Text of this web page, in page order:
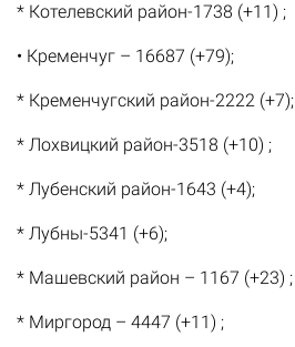
* Котелевский район-1738 (+11) ;
• Кременчуг – 16687 (+79);
* Кременчугский район-2222 (+7);
* Лохвицкий район-3518 (+10) ;
* Лубенский район-1643 (+4);
* Лубны-5341 (+6);
* Машевский район – 1167 (+23) ;
* Миргород – 4447 (+11) ;